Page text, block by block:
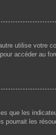
utilise votre
accéder au
que les
pourrait les